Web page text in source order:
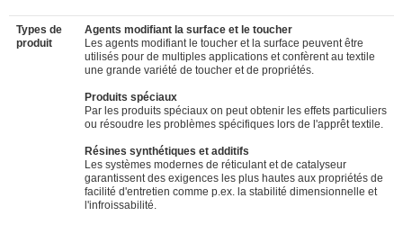
Types de
produit
Agents modifiant la surface et le toucher
Les agents modifiant le toucher et la surface peuvent être
utilisés pour de multiples applications et confèrent au textile
une grande variété de toucher et de propriétés.
Produits spéciaux
Par les produits spéciaux on peut obtenir les effets particuliers
ou résoudre les problèmes spécifiques lors de l'apprêt textile.
Résines synthétiques et additifs
Les systèmes modernes de réticulant et de catalyseur
garantissent des exigences les plus hautes aux propriétés de
facilité d'entretien comme p.ex. la stabilité dimensionnelle et
l'infroissabilité.